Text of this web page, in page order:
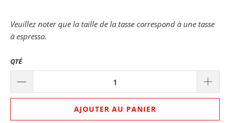
Veuillez noter que la taille de la tasse correspond à une tasse
à espresso.
QTÉ
AJOUTER AU PANIER